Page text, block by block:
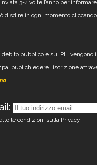
3-4 volte l’anno per
disdire in ogni momento
pubblico e sul PIL vengono
puoi chiedere l’iscrizione
.
le condizioni sulla Privacy